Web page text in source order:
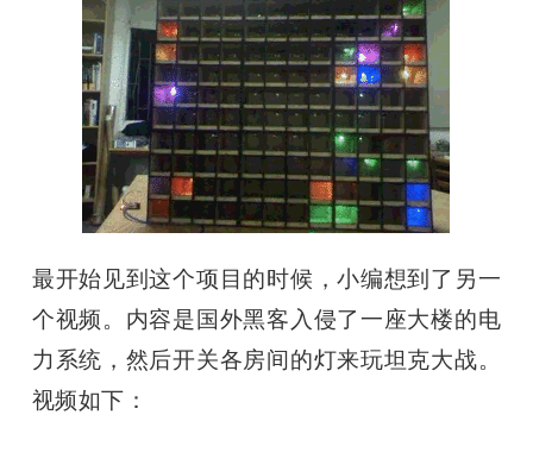
最开始见到这个项目的时候，小编想到了另一
个视频。内容是国外黑客入侵了一座大楼的电
力系统，然后开关各房间的灯来玩坦克大战。
视频如下：